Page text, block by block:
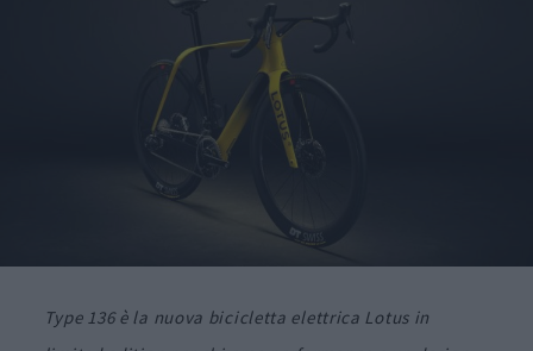
Type 136 è la nuova bicicletta elettrica Lotus in